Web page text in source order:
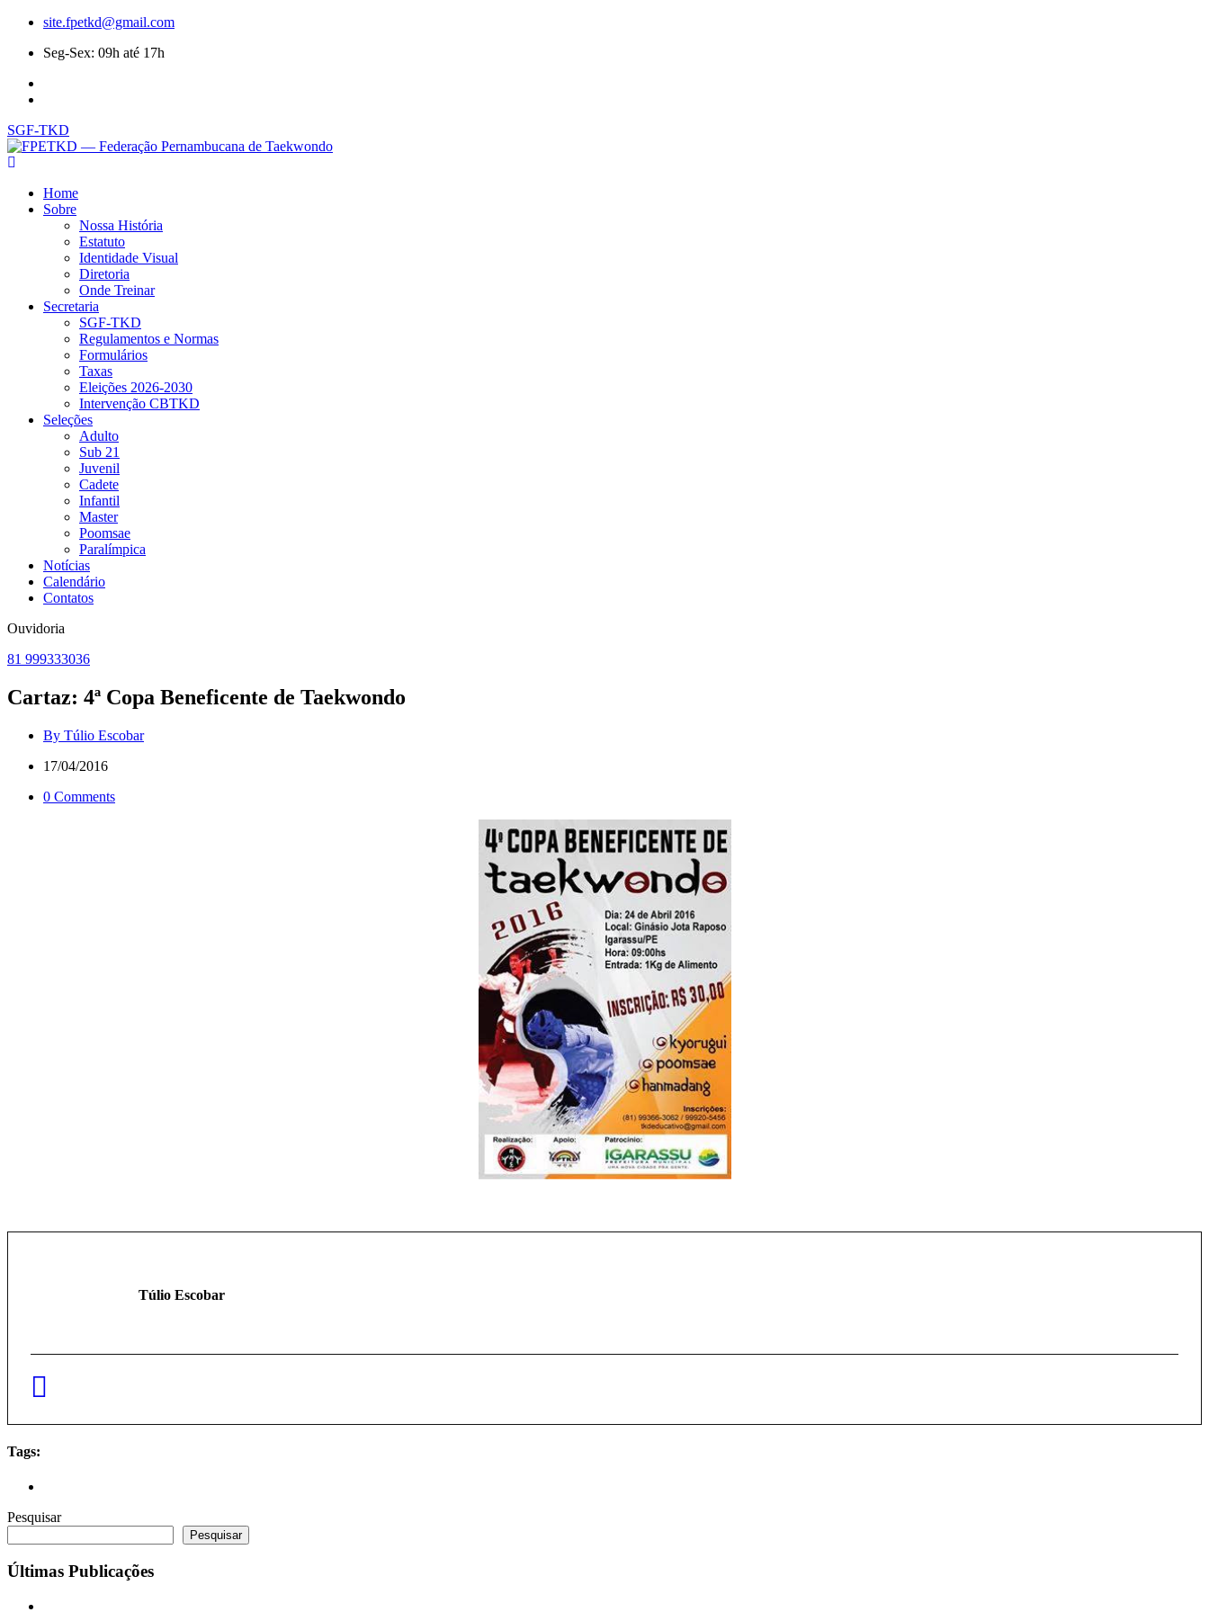
site.fpetkd@gmail.com
Seg-Sex: 09h até 17h
SGF-TKD
Home
Sobre
Nossa História
Estatuto
Identidade Visual
Diretoria
Onde Treinar
Secretaria
SGF-TKD
Regulamentos e Normas
Formulários
Taxas
Eleições 2026-2030
Intervenção CBTKD
Seleções
Adulto
Sub 21
Juvenil
Cadete
Infantil
Master
Poomsae
Paralímpica
Notícias
Calendário
Contatos
Ouvidoria
81 999333036
Cartaz: 4ª Copa Beneficente de Taekwondo
By Túlio Escobar
17/04/2016
0 Comments
Túlio Escobar
Tags:
Pesquisar
Pesquisar
Últimas Publicações